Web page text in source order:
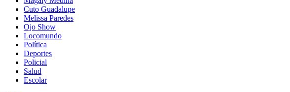
Cuto Guadalupe
Melissa Paredes
Ojo Show
Locomundo
Política
Deportes
Policial
Salud
Escolar